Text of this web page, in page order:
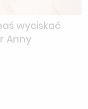
wyciskać
Anny